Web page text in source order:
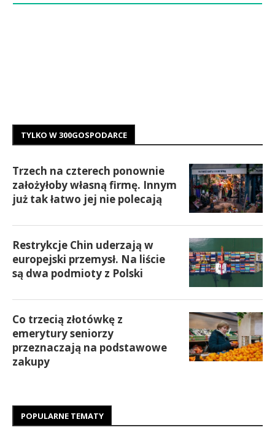
TYLKO W 300GOSPODARCE
Trzech na czterech ponownie
założyłoby własną firmę. Innym
już tak łatwo jej nie polecają
Restrykcje Chin uderzają w
europejski przemysł. Na liście
są dwa podmioty z Polski
Co trzecią złotówkę z
emerytury seniorzy
przeznaczają na podstawowe
zakupy
POPULARNE TEMATY